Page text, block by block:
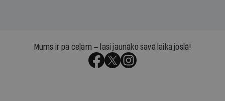
Mums ir pa ceļam — lasi jaunāko savā laika joslā!